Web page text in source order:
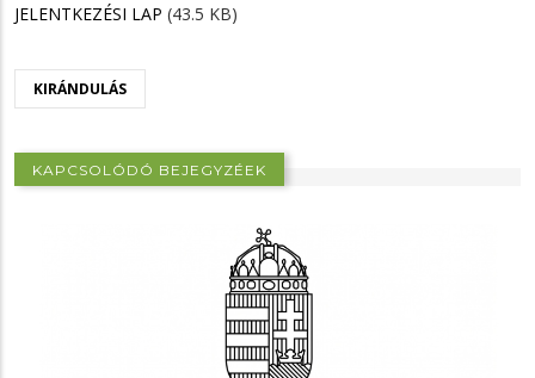
JELENTKEZÉSI LAP (43.5 KB)
KIRÁNDULÁS
KAPCSOLÓDÓ BEJEGYZÉEK